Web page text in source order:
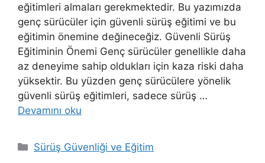
eğitimleri almaları gerekmektedir. Bu yazımızda
genç sürücüler için güvenli sürüş eğitimi ve bu
eğitimin önemine değineceğiz. Güvenli Sürüş
Eğitiminin Önemi Genç sürücüler genellikle daha
az deneyime sahip oldukları için kaza riski daha
yüksektir. Bu yüzden genç sürücülere yönelik
güvenli sürüş eğitimleri, sadece sürüş …
Devamını oku
K
Sürüş Güvenliği ve Eğitim